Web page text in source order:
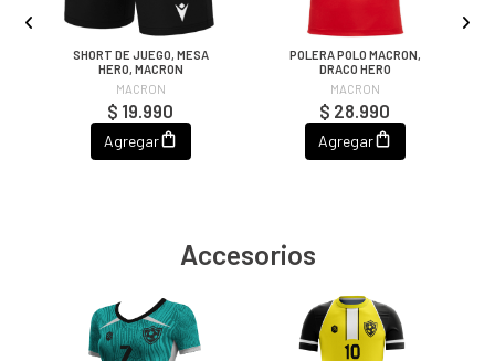
SHORT DE JUEGO, MESA
HERO, MACRON
MACRON
$ 19.990
Agregar
POLERA POLO MACRON,
DRACO HERO
MACRON
$ 28.990
Agregar
Accesorios